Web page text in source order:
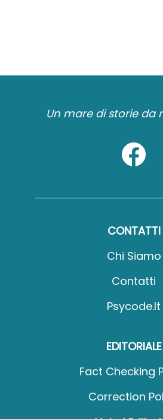
Un mare di storie da
CONTATTI
Chi Siamo
Contatti
Psycode.it
EDITORIALE
Fact Checking
Correction